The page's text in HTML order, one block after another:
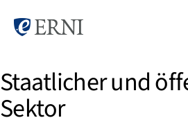
Staatlicher und
Sektor